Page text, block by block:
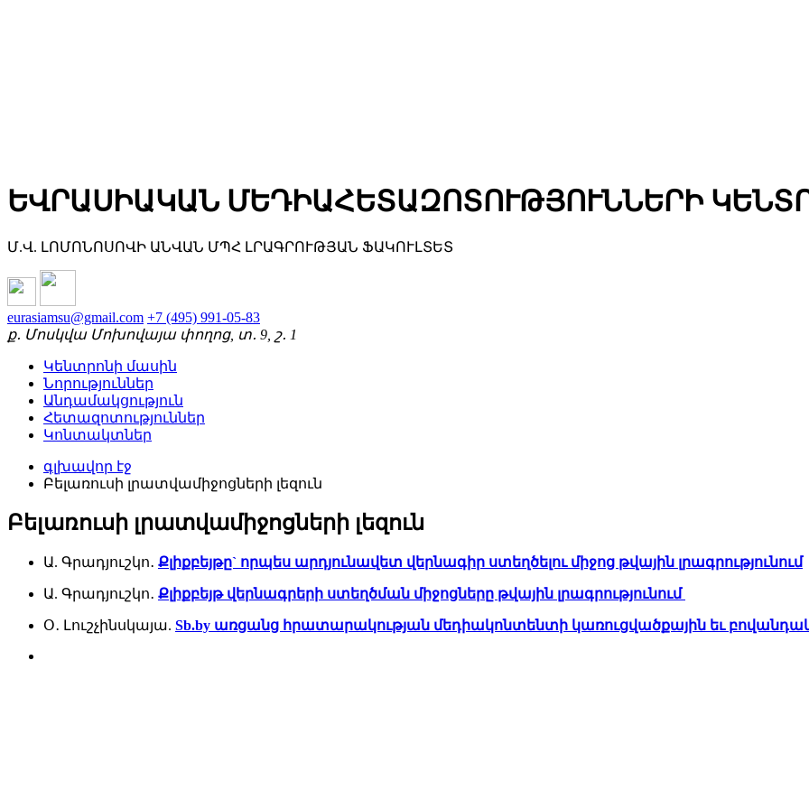
ԵՎՐԱՍԻԱԿԱՆ ՄԵԴԻԱՀԵՏԱԶՈՏՈՒԹՅՈՒՆՆԵՐԻ
Մ.Վ. ԼՈՄՈՆՈՍՈՎԻ ԱՆՎԱՆ ՄՊՀ ԼՐԱԳՐՈՒԹՅԱՆ ՖԱԿՈՒԼՏԵՏ
eurasiamsu@gmail.com +7 (495) 991-05-83
ք․ Մոսկվա Մոխովայա փողոց, տ․ 9, շ․ 1
Կենտրոնի մասին
Նորություններ
Անդամակցություն
Հետազոտություններ
Կոնտակտներ
գլխավոր էջ
Բելառուսի լրատվամիջոցների լեզուն
Բելառուսի լրատվամիջոցների լեզուն
Ա. Գրադյուշկո․ Քլիքբեյթը` որպես արդյունավետ վերնագիր ստեղծելու միջոց թվային լրագրությունում
Ա. Գրադյուշկո․ Քլիքբեյթ վերնագրերի ստեղծման միջոցները թվային լրագրությունում
Օ․ Լուշչինսկայա. Sb.by առցանց հրատարակության մեդիակոնտենտի կառուցվածքային եւ